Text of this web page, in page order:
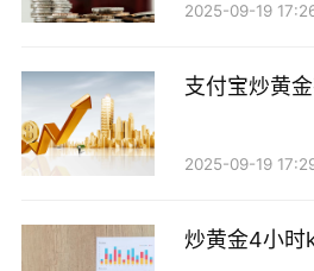
2025-09-19
支付宝炒黄
2025-09-19
炒黄金4小时